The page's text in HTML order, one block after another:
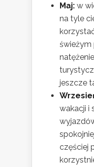
Maj: w
na tyle
świeżym
jeszcze
wakacji i
częściej